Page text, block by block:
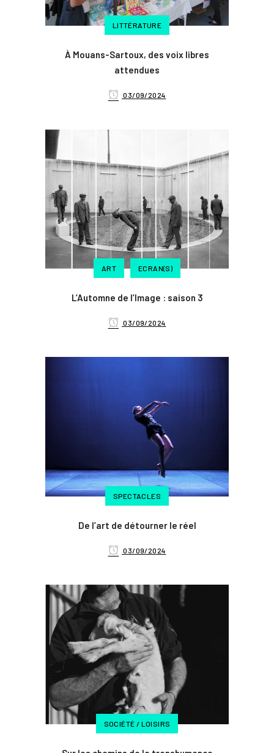
LITTÉRATURE
À Mouans-Sartoux, des voix libres
attendues
03/09/2024
ART ECRAN(S)
L’Automne de l’Image : saison 3
03/09/2024
SPECTACLES
De l’art de détourner le réel
03/09/2024
SOCIÉTÉ / LOISIRS